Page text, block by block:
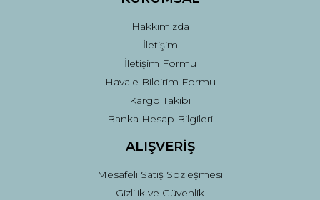
Gönder
Hakkımızda
İletişim
İletişim Formu
Havale Bildirim Formu
Kargo Takibi
Banka Hesap Bilgileri
ALIŞVERİŞ
Mesafeli Satış Sözleşmesi
Gizlilik ve Güvenlik